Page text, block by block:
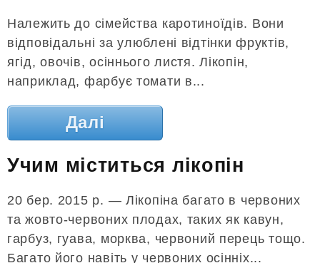
Належить до сімейства каротиноїдів. Вони
відповідальні за улюблені відтінки фруктів,
ягід, овочів, осіннього листя. Лікопін,
наприклад, фарбує томати в...
Далі
Учим міститься лікопін
20 бер. 2015 р. — Лікопіна багато в червоних
та жовто-червоних плодах, таких як кавун,
гарбуз, гуава, морква, червоний перець тощо.
Багато його навіть у червоних осінніх...